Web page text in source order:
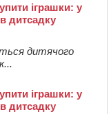
іграшки: у
дитсадку
дитячого
іграшки: у
дитсадку